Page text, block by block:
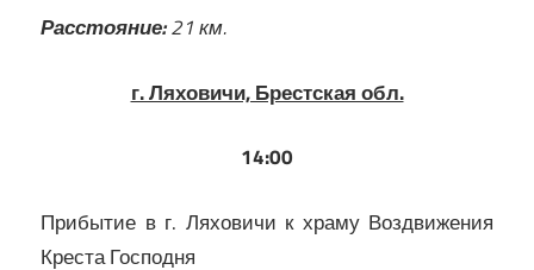
Расстояние:21 км.
г. Ляховичи, Брестская обл.
14:00
Прибытие в г. Ляховичи к храму Воздвижения
Креста Господня